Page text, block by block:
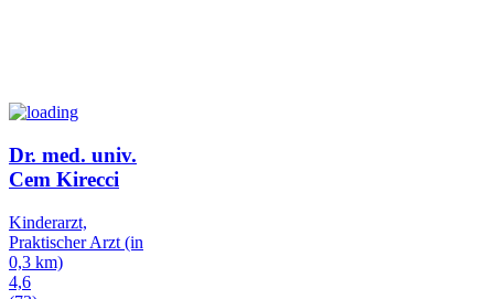
Dr. med. univ.
Cem Kirecci
Kinderarzt,
Praktischer Arzt (in
0,3 km)
4,6